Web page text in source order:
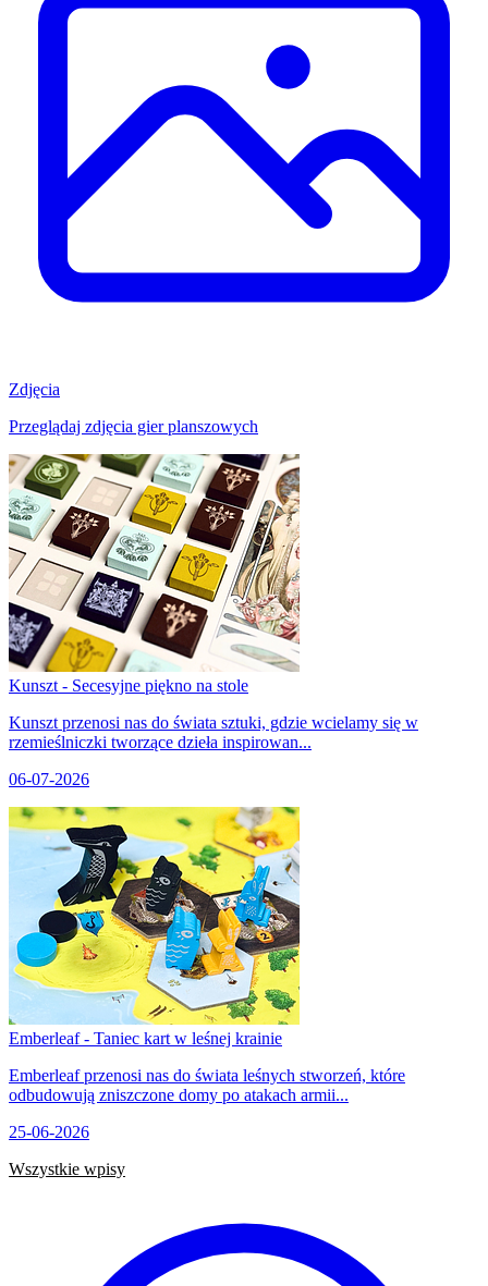
Zdjęcia
Przeglądaj zdjęcia gier planszowych
Kunszt - Secesyjne piękno na stole
Kunszt przenosi nas do świata sztuki, gdzie wcielamy się w
rzemieślniczki tworzące dzieła inspirowan...
06-07-2026
Emberleaf - Taniec kart w leśnej krainie
Emberleaf przenosi nas do świata leśnych stworzeń, które
odbudowują zniszczone domy po atakach armii...
25-06-2026
Wszystkie wpisy